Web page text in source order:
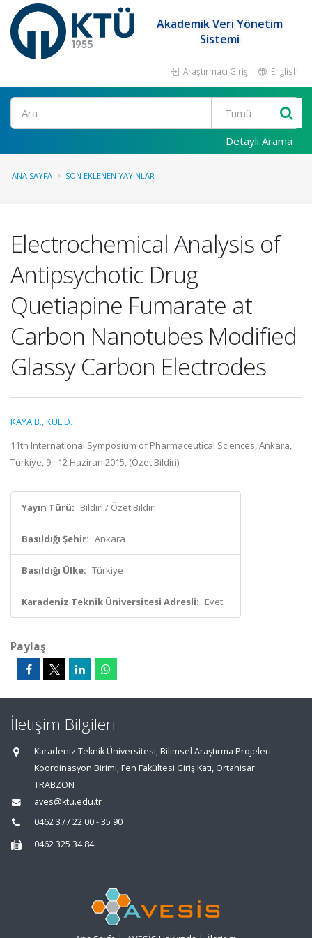
Akademik Veri Yönetim
Sistemi
Araştırmacı Girişi English
Ara
Detaylı Arama
ANA SAYFA SON EKLENEN YAYINLAR
Electrochemical Analysis of
Antipsychotic Drug
Quetiapine Fumarate at
Carbon Nanotubes Modified
Glassy Carbon Electrodes
KAYA B.,KUL D.
11th International Symposium of Pharmaceutical Sciences, Ankara,
Türkiye, 9 - 12 Haziran 2015, (Özet Bildiri)
Yayın Türü: Bildiri / Özet Bildiri
Basıldığı Şehir: Ankara
Basıldığı Ülke: Türkiye
Karadeniz Teknik Üniversitesi Adresli: Evet
Paylaş
İletişim Bilgileri
Karadeniz Teknik Üniversitesi, Bilimsel Araştırma Projeleri
Koordinasyon Birimi, Fen Fakültesi Giriş Katı, Ortahisar
TRABZON
aves@ktu.edu.tr
0462 377 22 00 - 35 90
0462 325 34 84